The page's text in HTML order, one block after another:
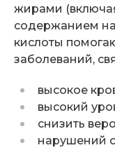
жирами
содержанием
кислоты
заболеваний,
высокое
высокий
снизить
нарушений